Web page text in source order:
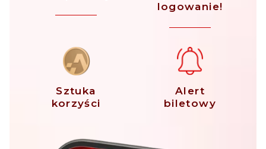
logowanie!
Sztuka
korzyści
Alert
biletowy